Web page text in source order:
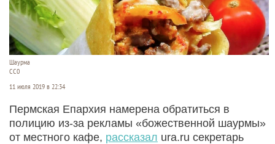
Шаурма
СС0
11 июля 2019 в 22:34
Пермская Епархия намерена обратиться в
полицию из-за рекламы «божественной шаурмы»
от местного кафе, рассказал ura.ru секретарь